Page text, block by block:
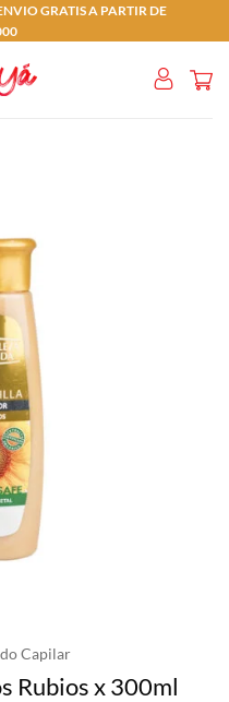
GRATIS A PARTIR DE
Capilar
Rubios x 300ml